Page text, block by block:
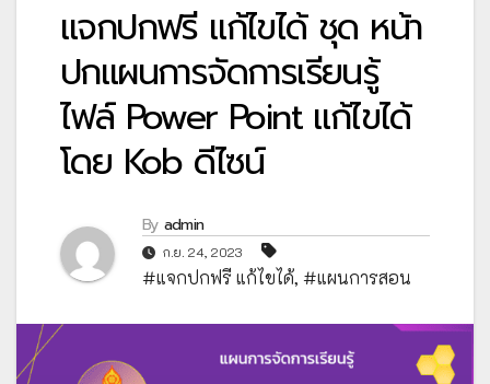
แจกปกฟรี แก้ไขได้ ชุด หน้า
ปกแผนการจัดการเรียนรู้
ไฟล์ Power Point แก้ไขได้
โดย Kob ดีไซน์
By admin
ก.ย. 24, 2023
#แจกปกฟรี แก้ไขได้, #แผนการสอน